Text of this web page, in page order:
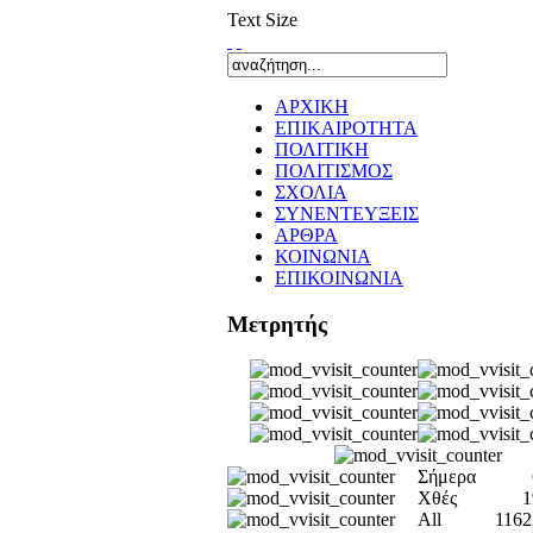
Text Size
ΑΡΧΙΚΗ
ΕΠΙΚΑΙΡΟΤΗΤΑ
ΠΟΛΙΤΙΚΗ
ΠΟΛΙΤΙΣΜΟΣ
ΣΧΟΛΙΑ
ΣΥΝΕΝΤΕΥΞΕΙΣ
ΑΡΘΡΑ
ΚΟΙΝΩΝΙΑ
ΕΠΙΚΟΙΝΩΝΙΑ
Μετρητής
Σήμερα
Χθές
All